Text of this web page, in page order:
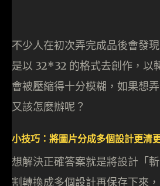
不少人在初次弄完成品後會發
是以 32*32 的格式去創作，以
會被壓縮得十分模糊，如果想
又該怎麼辦呢？
小技巧：將圖片分成多個設計更清
想解決正確答案就是將設計「
割轉換成多個設計再保存下來